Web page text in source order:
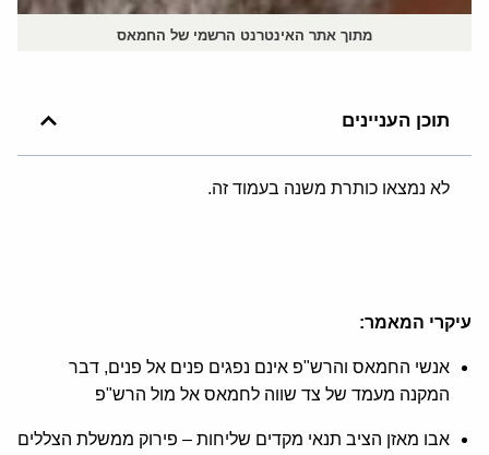
מתוך אתר האינטרנט הרשמי של החמאס
תוכן העניינים
לא נמצאו כותרת משנה בעמוד זה.
עיקרי המאמר:
אנשי החמאס והרש"פ אינם נפגים פנים אל פנים, דבר
המקנה מעמד של צד שווה לחמאס אל מול הרש"פ
אבו מאזן הציב תנאי מקדים שליחות – פירוק ממשלת הצללים